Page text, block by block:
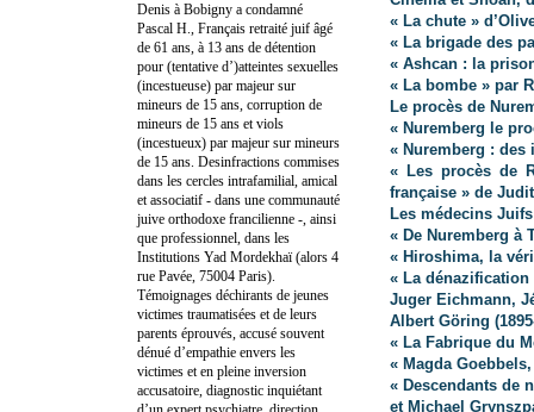
« La chute »
« La brigade des
« Ashcan : la
« La bombe » par
Le procès de
« Nuremberg le
« Nuremberg :
« Les procès de
française » de
Les médecins
« De Nuremberg à
« Hiroshima, la
« La dénazification
Juger Eichmann,
Albert Göring
« La Fabrique du
« Magda
« Descendants de
et Michael
Denis à Bobigny a condamné
Pascal H., Français retraité juif âgé
de 61 ans, à 13 ans de détention
pour (tentative d’)atteintes sexuelles
(incestueuse) par majeur sur
mineurs de 15 ans, corruption de
mineurs de 15 ans et viols
(incestueux) par majeur sur mineurs
de 15 ans. Desinfractions commises
dans les cercles intrafamilial, amical
et associatif - dans une communauté
juive orthodoxe francilienne -, ainsi
que professionnel, dans les
Institutions Yad Mordekhaï (alors 4
rue Pavée, 75004 Paris).
Témoignages déchirants de jeunes
victimes traumatisées et de leurs
parents éprouvés, accusé souvent
dénué d’empathie envers les
victimes et en pleine inversion
accusatoire, diagnostic inquiétant